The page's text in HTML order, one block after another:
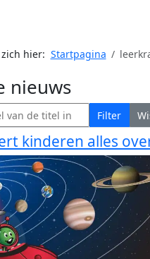
hier: Startpagina
nieuws
van de titel in Filter
kinderen alles